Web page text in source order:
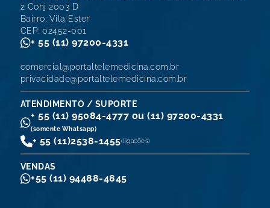
2 Conj 2003 D
Bairro: Vila Ester
CEP: 02452-001
+ 55 (11) 97200-4331
comercial@portaltelemedicina.com.br
privacidade@portaltelemedicina.com.br
ATENDIMENTO / SUPORTE
+ 55 (11) 95084-4777 ou (11) 97200-4331
(somente Whatsapp)
+ 55 (11)2538-1455(ligações)
VENDAS
+55 (11) 94488-4845